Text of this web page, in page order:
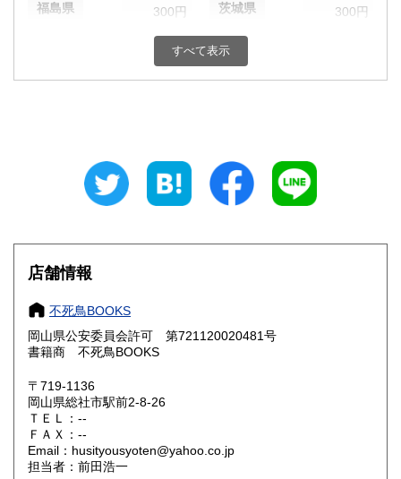
福島県 300円 茨城県 300円
300円 群馬県
埼玉県 千葉県
300円 富山県
300円 福井県
300円 300円
岐阜県
愛知県
滋賀県 300円
大阪府 300円
奈良県
鳥取県
すべて表示
店舗情報
不死鳥BOOKS
岡山県公安委員会許可 第721120020481号
書籍商 不死鳥BOOKS
〒719-1136
岡山県総社市駅前2-8-26
ＴＥＬ：--
ＦＡＸ：--
Email：husityousyoten@yahoo.co.jp
担当者：前田浩一